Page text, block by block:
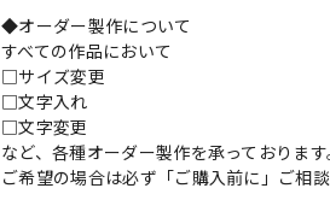
◆オーダー製作について
すべての作品において
□サイズ変更
□文字入れ
□文字変更
など、各種オーダー製作を承っております
ご希望の場合は必ず「ご購入前に」ご相談